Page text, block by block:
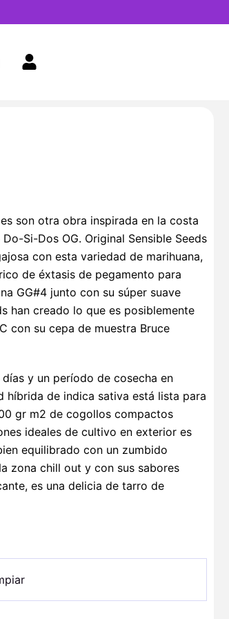
son otra obra inspirada en la costa
Si-Dos OG. Original Sensible Seeds
con esta variedad de marihuana,
de éxtasis de pegamento para
GG#4 junto con su súper suave
han creado lo que es posiblemente
con su cepa de muestra Bruce
y un período de cosecha en
de indica sativa está lista para
gr m2 de cogollos compactos
ideales de cultivo en exterior es
equilibrado con un zumbido
zona chill out y con sus sabores
es una delicia de tarro de